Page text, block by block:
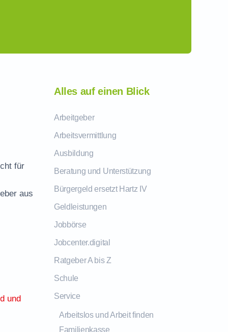
für
aus
und
Alles auf einen Blick
Arbeitgeber
Arbeitsvermittlung
Ausbildung
Beratung und Unterstützung
Bürgergeld ersetzt Hartz IV
Geldleistungen
Jobbörse
Jobcenter.digital
Ratgeber A bis Z
Schule
Service
Arbeitslos und Arbeit finden
Familienkasse